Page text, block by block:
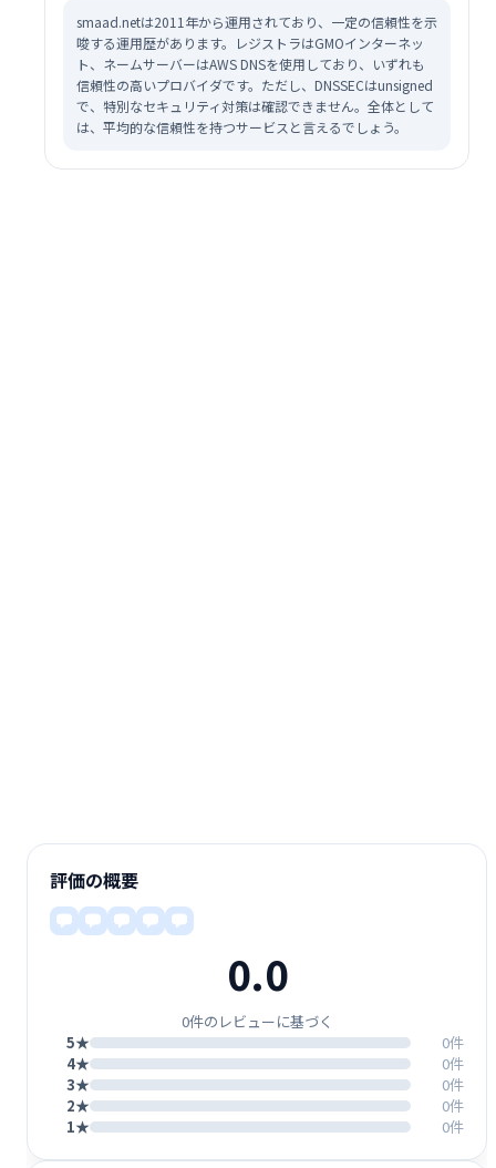
smaad.netは2011年から運用されており、一定の信頼性を示
唆する運用歴があります。レジストラはGMOインターネッ
ト、ネームサーバーはAWS DNSを使用しており、いずれも
信頼性の高いプロバイダです。ただし、DNSSECはunsigned
で、特別なセキュリティ対策は確認できません。全体として
は、平均的な信頼性を持つサービスと言えるでしょう。
評価の概要
0.0
0件のレビューに基づく
5★
0件
4★
0件
3★
0件
2★
0件
1★
0件